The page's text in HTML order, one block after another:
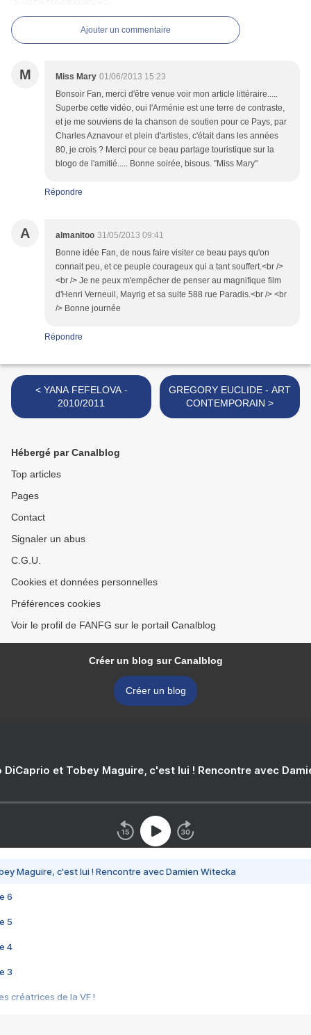
Ajouter un commentaire
M Miss Mary 01/06/2013 15:23
Bonsoir Fan, merci d'être venue voir mon article littéraire.....
Superbe cette vidéo, oui l'Arménie est une terre de contraste,
et je me souviens de la chanson de soutien pour ce Pays, par
Charles Aznavour et plein d'artistes, c'était dans les années
80, je crois ? Merci pour ce beau partage touristique sur la
blogo de l'amitié..... Bonne soirée, bisous. "Miss Mary"
Répondre
A almanitoo 31/05/2013 09:41
Bonne idée Fan, de nous faire visiter ce beau pays qu'on
connait peu, et ce peuple courageux qui a tant souffert.<br />
<br /> Je ne peux m'empêcher de penser au magnifique film
d'Henri Verneuil, Mayrig et sa suite 588 rue Paradis.<br /> <br
/> Bonne journée
Répondre
< YANA FEFELOVA -
2010/2011
GREGORY EUCLIDE - ART
CONTEMPORAIN >
Hébergé par Canalblog
Top articles
Pages
Contact
Signaler un abus
C.G.U.
Cookies et données personnelles
Préférences cookies
Voir le profil de FANFG sur le portail Canalblog
Créer un blog sur Canalblog
Créer un blog
DiCaprio et Tobey Maguire, c'est lui ! Rencontre avec
Maguire, c'est lui ! Rencontre avec Damien Witecka
6
5
4
3
créatrices de la VF !